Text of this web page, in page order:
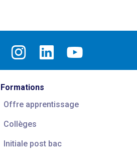
Formations
Offre apprentissage
Collèges
Initiale post bac